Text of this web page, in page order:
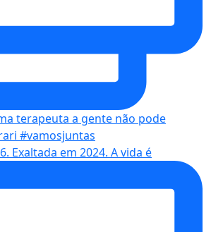
Exaltada em 2024. A vida é